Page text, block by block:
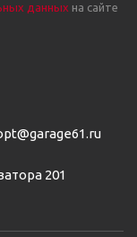
данных на сайте
201